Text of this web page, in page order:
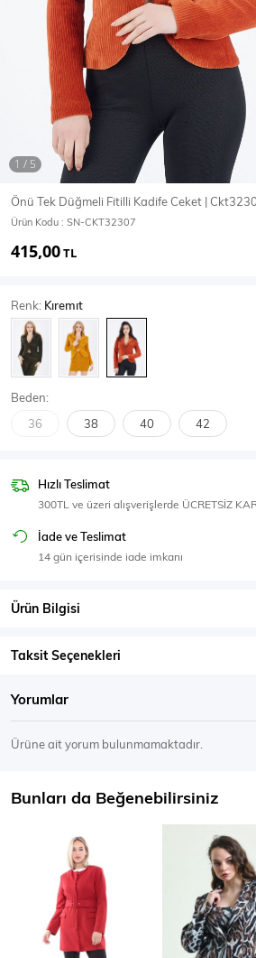
Ceket
T-SHİRT & BLUZ
T-Shirt
Body
SPOR GİYİM
Eşofman Üstü
Önü Tek Düğmeli Fitilli Kadife Ceket |
Ürün Kodu : SN-CKT32307
415,00TL
Renk: Kıremıt
Beden:
36 38 40 42
Hızlı Teslimat
300TL ve üzeri alışverişlerde ÜCRETSİZ
İade ve Teslimat
14 gün içerisinde iade imkanı
Ürün Bilgisi
Taksit Seçenekleri
Yorumlar
Ürüne ait yorum bulunmamaktadır.
Bunları da Beğenebilirsiniz